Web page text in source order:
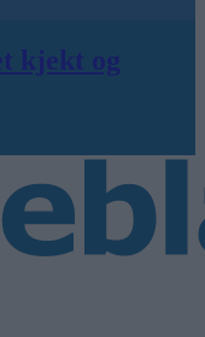
kjekt og